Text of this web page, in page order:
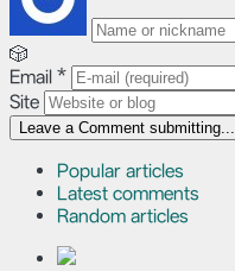
🎲
Email *
Site
Leave a Comment submitting...
Popular articles
Latest comments
Random articles